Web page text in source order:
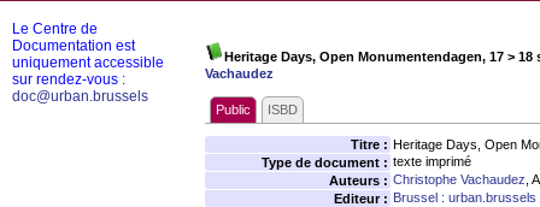
Heritage Days, Open Monumentendagen, 17 >
Vachaudez
Public ISBD
Titre : Heritage Days, Open
Type de document : texte imprimé
Auteurs : Christophe Vachaudez ,
Editeur : Brussel : urban.brussels
Le Centre de
Documentation est
uniquement accessible
sur rendez-vous :
doc@urban.brussels